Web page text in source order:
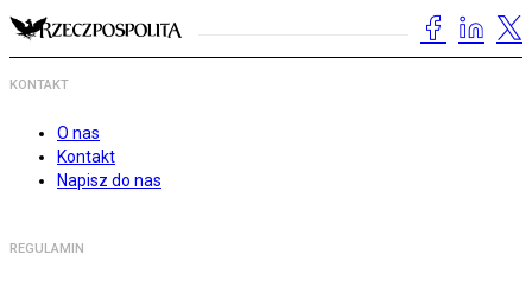
KONTAKT
O nas
Kontakt
Napisz do nas
REGULAMIN